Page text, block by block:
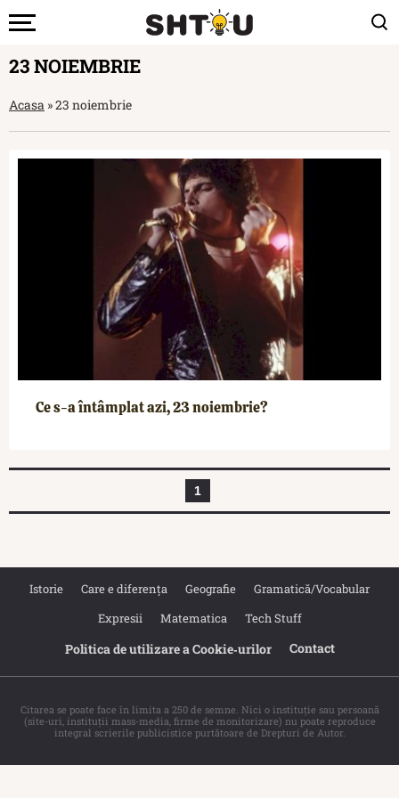
23 NOIEMBRIE
Acasa »23 noiembrie
Ce s-a întâmplat azi, 23 noiembrie?
1
Istorie Care e diferența Geografie
Gramatică/Vocabular
Expresii
Matematica Tech Stuff
Politica de utilizare a Cookie‐urilor Contact
Citarea se poate face în limita a 250 de semne. Nici o instituţie sau persoană
(site-uri, instituţii mass-media, firme de monitorizare) nu poate reproduce
integral scrierile publicistice purtătoare de Drepturi de Autor.